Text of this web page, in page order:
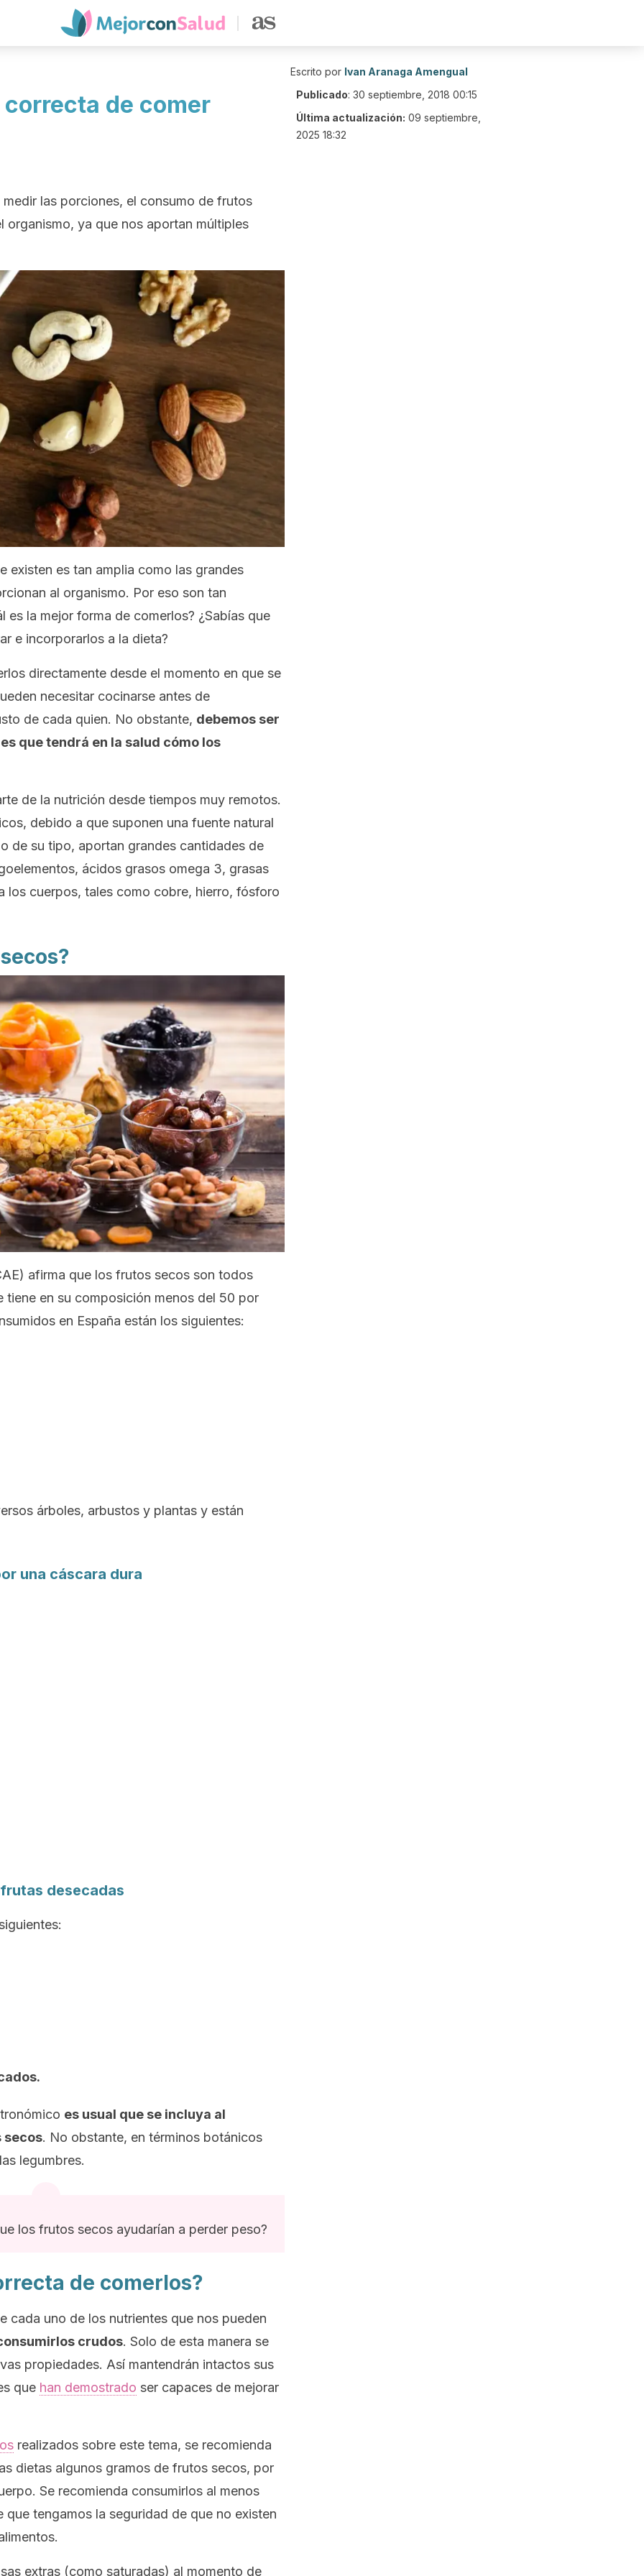
de comer
las porciones, el consumo de frutos
organismo, ya que nos aportan múltiples
existen es tan amplia como las grandes
al organismo. Por eso son tan
es la mejor forma de comerlos? ¿Sabías que
e incorporarlos a la dieta?
directamente desde el momento en que se
necesitar cocinarse antes de
de cada quien. No obstante, debemos ser
que tendrá en la salud cómo los
de la nutrición desde tiempos muy remotos.
debido a que suponen una fuente natural
de su tipo, aportan grandes cantidades de
ácidos grasos omega 3, grasas
los cuerpos, tales como cobre, hierro, fósforo
afirma que los frutos secos son todos
en su composición menos del 50 por
en España están los siguientes:
árboles, arbustos y plantas y están
una cáscara dura
desecadas
es usual que se incluya al
secos. No obstante, en términos botánicos
legumbres.
los frutos secos ayudarían a perder peso?
de comerlos?
cada uno de los nutrientes que nos pueden
crudos. Solo de esta manera se
propiedades. Así mantendrán intactos sus
que han demostrado ser capaces de mejorar
realizados sobre este tema, se recomienda
dietas algunos gramos de frutos secos, por
Se recomienda consumirlos al menos
que tengamos la seguridad de que no existen
extras (como saturadas) al momento de
Escrito por Ivan Aranaga Amengual
Publicado: 30 septiembre, 2018 00:15
Última actualización: 09 septiembre,
2025 18:32